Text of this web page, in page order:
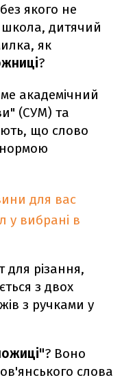
якого не
дитячий
як
?
академічний
(СУМ) та
що слово
нормою
для вас
у вибрані в
для різання,
з двох
з ручками у
? Воно
слова